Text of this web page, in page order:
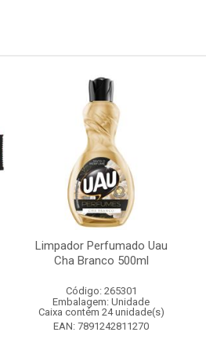
Limpador Perfumado Uau
Cha Branco 500ml
Código: 265301
Embalagem: Unidade
Caixa contém 24 unidade(s)
EAN: 7891242811270